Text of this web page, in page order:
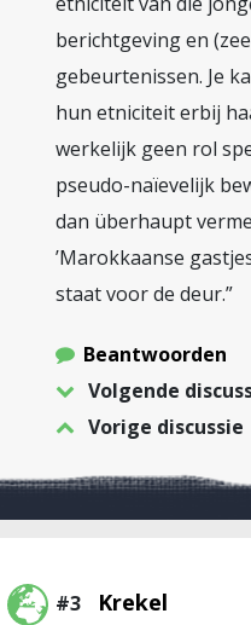
berichtgeving en
gebeurtenissen. Je
hun etniciteit erbij
werkelijk geen rol
pseudo-naïevelijk
dan überhaupt
’Marokkaanse
staat voor de deur.”
Beantwoorden
Volgende
Vorige discussie
#3 Krekel